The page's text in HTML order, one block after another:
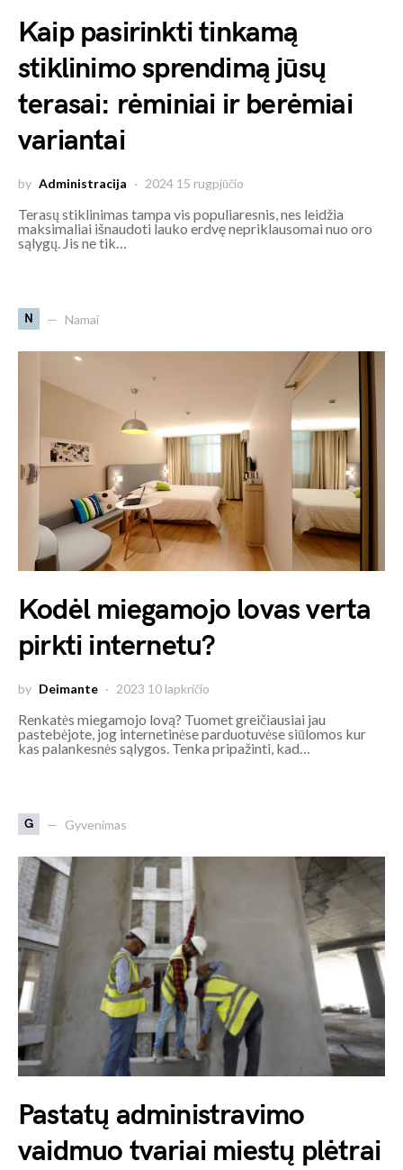
Kaip pasirinkti tinkamą
stiklinimo sprendimą jūsų
terasai: rėminiai ir berėmiai
variantai
by Administracija 2024 15 rugpjūčio
Terasų stiklinimas tampa vis populiaresnis, nes leidžia
maksimaliai išnaudoti lauko erdvę nepriklausomai nuo oro
sąlygų. Jis ne tik…
N Namai
Kodėl miegamojo lovas verta
pirkti internetu?
by Deimante 2023 10 lapkričio
Renkatės miegamojo lovą? Tuomet greičiausiai jau
pastebėjote, jog internetinėse parduotuvėse siūlomos kur
kas palankesnės sąlygos. Tenka pripažinti, kad…
G Gyvenimas
Pastatų administravimo
vaidmuo tvariai miestų plėtrai